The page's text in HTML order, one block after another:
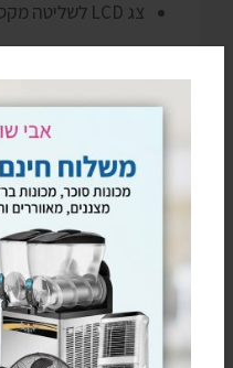
צג LCD לשליטה מקסימלית על פעולות המכשיר
פדים ירוקים 5090
מטהר לא
מצנן אוויר BRIZA מגיע עם
מובנה שמוודא
ולא רק נעים לתחושה.
יוניזטורמטהר ומנטרל
שונים, עשן, חיידקים,
משפחות רבות בוחרות